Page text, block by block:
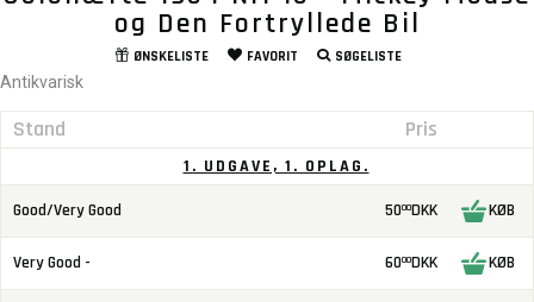
og Den Fortryllede Bil
ØNSKELISTE FAVORIT SØGELISTE
Antikvarisk
Stand Pris
1. UDGAVE, 1. OPLAG.
Good/Very Good 5000DKK KØB
Very Good - 6000DKK KØB